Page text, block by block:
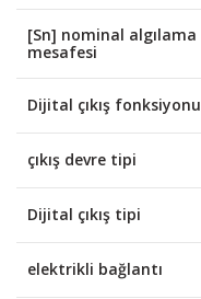
[Sn] nominal algılama
mesafesi
Dijital çıkış fonksiyonu
çıkış devre tipi
Dijital çıkış tipi
elektrikli bağlantı